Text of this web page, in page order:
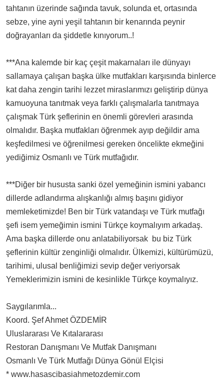
tahtanın üzerinde sağında tavuk, solunda et, ortasında
sebze, yine ayni yeşil tahtanın bir kenarında peynir
doğrayanları da şiddetle kınıyorum..!
***Ana kalemde bir kaç çeşit makarnaları ile dünyayı
sallamaya çalışan başka ülke mutfakları karşısında binlerce
kat daha zengin tarihi lezzet miraslarımızı geliştirip dünya
kamuoyuna tanıtmak veya farklı çalışmalarla tanıtmaya
çalışmak Türk şeflerinin en önemli görevleri arasında
olmalıdır. Başka mutfakları öğrenmek ayıp değildir ama
keşfedilmesi ve öğrenilmesi gereken öncelikte ekmeğini
yediğimiz Osmanlı ve Türk mutfağıdır.
***Diğer bir hususta sanki özel yemeğinin ismini yabancı
dillerde adlandırma alışkanlığı almış başını gidiyor
memleketimizde! Ben bir Türk vatandaşı ve Türk mutfağı
şefi isem yemeğimin ismini Türkçe koymalıyım arkadaş.
Ama başka dillerde onu anlatabiliyorsak bu biz Türk
şeflerinin kültür zenginliği olmalıdır. Ülkemizi, kültürümüzü,
tarihimi, ulusal benliğimizi sevip değer veriyorsak
Yemeklerimizin ismini de kesinlikle Türkçe koymalıyız.
Saygılarımla...
Koord. Şef Ahmet ÖZDEMİR
Uluslararası Ve Kıtalararası
Restoran Danışmanı Ve Mutfak Danışmanı
Osmanlı Ve Türk Mutfağı Dünya Gönül Elçisi
* www.hasascibasiahmetozdemir.com